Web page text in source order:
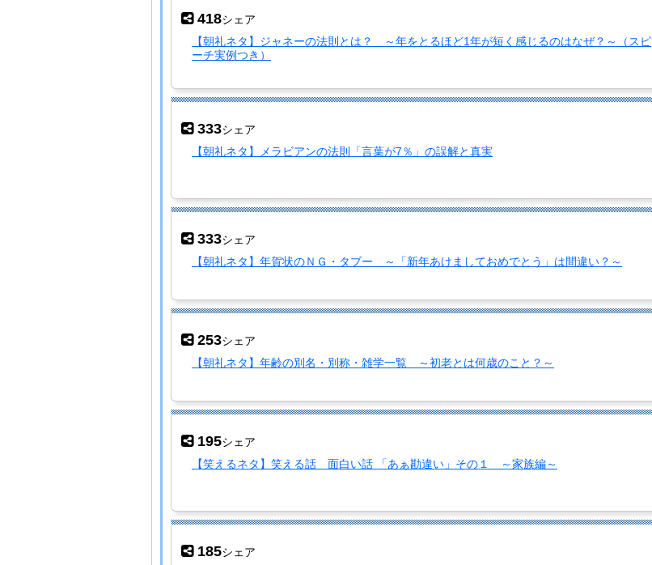
418シェア
【朝礼ネタ】ジャネーの法則とは？ ～年をとるほど1年が短く感じるのはなぜ？～（スピ
ーチ実例つき）
333シェア
【朝礼ネタ】メラビアンの法則「言葉が7％」の誤解と真実
333シェア
【朝礼ネタ】年賀状のＮＧ・タブー ～「新年あけましておめでとう」は間違い？～
253シェア
【朝礼ネタ】年齢の別名・別称・雑学一覧 ～初老とは何歳のこと？～
195シェア
【笑えるネタ】笑える話 面白い話 「あぁ勘違い」その１ ～家族編～
185シェア